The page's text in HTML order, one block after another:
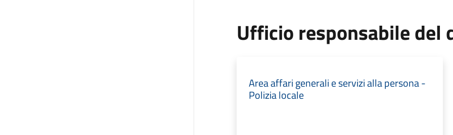
Ufficio responsabile del
Area affari generali e servizi alla persona -
Polizia locale